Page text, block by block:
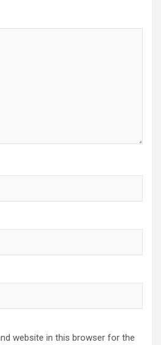
website in this browser for the